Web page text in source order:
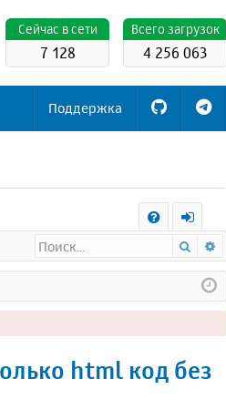
Всего загрузок
4 256 063
Cейчас в сети
7 128
Поддержка
Q
х
о
д
Поиск
html код без